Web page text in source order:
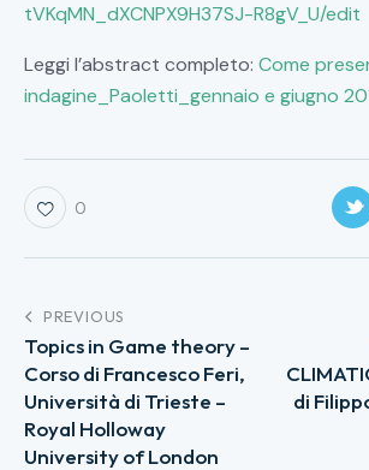
tVKqMN_dXCNPX9H37SJ-R8gV_U/edit
Leggi l’abstract completo: Come
indagine_Paoletti_gennaio e giugno
0
PREVIOUS
Topics in Game theory –
Corso di Francesco Feri,
Università di Trieste –
Royal Holloway
University of London
di